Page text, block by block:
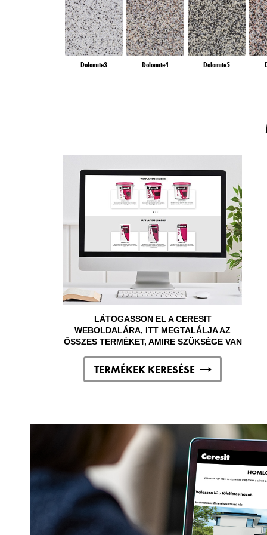
Dolomite3 Dolomite4 Dolomite5
LÁTOGASSON EL A CERESIT
WEBOLDALÁRA, ITT MEGTALÁLJA AZ
ÖSSZES TERMÉKET, AMIRE SZÜKSÉGE VAN
TERMÉKEK KERESÉSE
a sütik használatát
meg az egyes sütikre
Ha a „Sütik beállítása”
használatát. A „Összes
Ön számára elérhetővé